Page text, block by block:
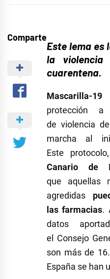
Comparte
Este lema es
la violencia
cuarentena.
Mascarilla-
protección
de violencia
marcha al
Este
Canario de
que aquellas
agredidas
las farmacias.
datos
el Consejo
son más de
España se han